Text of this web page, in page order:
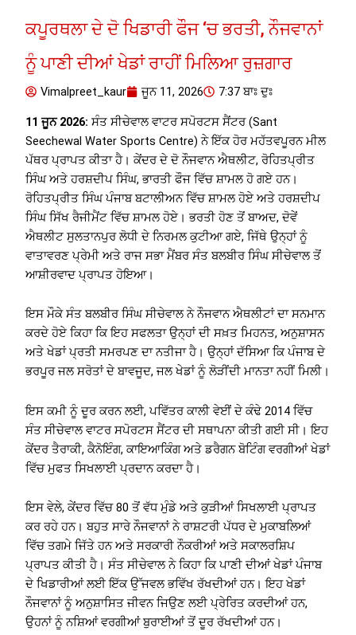
ਕਪੂਰਥਲਾ ਦੇ ਦੋ ਖਿਡਾਰੀ ਫੌਜ ‘ਚ ਭਰਤੀ, ਨੌਜਵਾਨਾਂ
ਨੂੰ ਪਾਣੀ ਦੀਆਂ ਖੇਡਾਂ ਰਾਹੀਂ ਮਿਲਿਆ ਰੁਜ਼ਗਾਰ
Vimalpreet_kaur ਜੂਨ 11, 2026 7:37 ਬਾਃ ਦੁਃ
11 ਜੂਨ 2026: ਸੰਤ ਸੀਚੇਵਾਲ ਵਾਟਰ ਸਪੋਰਟਸ ਸੈਂਟਰ (Sant
Seechewal Water Sports Centre) ਨੇ ਇੱਕ ਹੋਰ ਮਹੱਤਵਪੂਰਨ ਮੀਲ
ਪੱਥਰ ਪ੍ਰਾਪਤ ਕੀਤਾ ਹੈ। ਕੇਂਦਰ ਦੇ ਦੋ ਨੌਜਵਾਨ ਐਥਲੀਟ, ਰੋਹਿਤਪ੍ਰੀਤ
ਸਿੰਘ ਅਤੇ ਹਰਸ਼ਦੀਪ ਸਿੰਘ, ਭਾਰਤੀ ਫੌਜ ਵਿੱਚ ਸ਼ਾਮਲ ਹੋ ਗਏ ਹਨ।
ਰੋਹਿਤਪ੍ਰੀਤ ਸਿੰਘ ਪੰਜਾਬ ਬਟਾਲੀਅਨ ਵਿੱਚ ਸ਼ਾਮਲ ਹੋਏ ਅਤੇ ਹਰਸ਼ਦੀਪ
ਸਿੰਘ ਸਿੱਖ ਰੈਜੀਮੈਂਟ ਵਿੱਚ ਸ਼ਾਮਲ ਹੋਏ। ਭਰਤੀ ਹੋਣ ਤੋਂ ਬਾਅਦ, ਦੋਵੇਂ
ਐਥਲੀਟ ਸੁਲਤਾਨਪੁਰ ਲੋਧੀ ਦੇ ਨਿਰਮਲ ਕੁਟੀਆ ਗਏ, ਜਿੱਥੇ ਉਨ੍ਹਾਂ ਨੂੰ
ਵਾਤਾਵਰਣ ਪ੍ਰੇਮੀ ਅਤੇ ਰਾਜ ਸਭਾ ਮੈਂਬਰ ਸੰਤ ਬਲਬੀਰ ਸਿੰਘ ਸੀਚੇਵਾਲ ਤੋਂ
ਆਸ਼ੀਰਵਾਦ ਪ੍ਰਾਪਤ ਹੋਇਆ।
ਇਸ ਮੌਕੇ ਸੰਤ ਬਲਬੀਰ ਸਿੰਘ ਸੀਚੇਵਾਲ ਨੇ ਨੌਜਵਾਨ ਐਥਲੀਟਾਂ ਦਾ ਸਨਮਾਨ
ਕਰਦੇ ਹੋਏ ਕਿਹਾ ਕਿ ਇਹ ਸਫਲਤਾ ਉਨ੍ਹਾਂ ਦੀ ਸਖ਼ਤ ਮਿਹਨਤ, ਅਨੁਸ਼ਾਸਨ
ਅਤੇ ਖੇਡਾਂ ਪ੍ਰਤੀ ਸਮਰਪਣ ਦਾ ਨਤੀਜਾ ਹੈ। ਉਨ੍ਹਾਂ ਦੱਸਿਆ ਕਿ ਪੰਜਾਬ ਦੇ
ਭਰਪੂਰ ਜਲ ਸਰੋਤਾਂ ਦੇ ਬਾਵਜੂਦ, ਜਲ ਖੇਡਾਂ ਨੂੰ ਲੋੜੀਂਦੀ ਮਾਨਤਾ ਨਹੀਂ ਮਿਲੀ।
ਇਸ ਕਮੀ ਨੂੰ ਦੂਰ ਕਰਨ ਲਈ, ਪਵਿੱਤਰ ਕਾਲੀ ਵੇਈਂ ਦੇ ਕੰਢੇ 2014 ਵਿੱਚ
ਸੰਤ ਸੀਚੇਵਾਲ ਵਾਟਰ ਸਪੋਰਟਸ ਸੈਂਟਰ ਦੀ ਸਥਾਪਨਾ ਕੀਤੀ ਗਈ ਸੀ। ਇਹ
ਕੇਂਦਰ ਤੈਰਾਕੀ, ਕੈਨੋਇੰਗ, ਕਾਇਆਕਿੰਗ ਅਤੇ ਡਰੈਗਨ ਬੋਟਿੰਗ ਵਰਗੀਆਂ ਖੇਡਾਂ
ਵਿੱਚ ਮੁਫਤ ਸਿਖਲਾਈ ਪ੍ਰਦਾਨ ਕਰਦਾ ਹੈ।
ਇਸ ਵੇਲੇ, ਕੇਂਦਰ ਵਿੱਚ 80 ਤੋਂ ਵੱਧ ਮੁੰਡੇ ਅਤੇ ਕੁੜੀਆਂ ਸਿਖਲਾਈ ਪ੍ਰਾਪਤ
ਕਰ ਰਹੇ ਹਨ। ਬਹੁਤ ਸਾਰੇ ਨੌਜਵਾਨਾਂ ਨੇ ਰਾਸ਼ਟਰੀ ਪੱਧਰ ਦੇ ਮੁਕਾਬਲਿਆਂ
ਵਿੱਚ ਤਗਮੇ ਜਿੱਤੇ ਹਨ ਅਤੇ ਸਰਕਾਰੀ ਨੌਕਰੀਆਂ ਅਤੇ ਸਕਾਲਰਸ਼ਿਪ
ਪ੍ਰਾਪਤ ਕੀਤੀ ਹੈ। ਸੰਤ ਸੀਚੇਵਾਲ ਨੇ ਕਿਹਾ ਕਿ ਪਾਣੀ ਦੀਆਂ ਖੇਡਾਂ ਪੰਜਾਬ
ਦੇ ਖਿਡਾਰੀਆਂ ਲਈ ਇੱਕ ਉੱਜਵਲ ਭਵਿੱਖ ਰੱਖਦੀਆਂ ਹਨ। ਇਹ ਖੇਡਾਂ
ਨੌਜਵਾਨਾਂ ਨੂੰ ਅਨੁਸ਼ਾਸਿਤ ਜੀਵਨ ਜਿਉਣ ਲਈ ਪ੍ਰੇਰਿਤ ਕਰਦੀਆਂ ਹਨ,
ਉਹਨਾਂ ਨੂੰ ਨਸ਼ਿਆਂ ਵਰਗੀਆਂ ਬੁਰਾਈਆਂ ਤੋਂ ਦੂਰ ਰੱਖਦੀਆਂ ਹਨ।